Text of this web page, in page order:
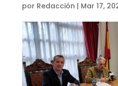
por Redacción | Mar 17,